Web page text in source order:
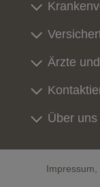
Ärzte
Über uns